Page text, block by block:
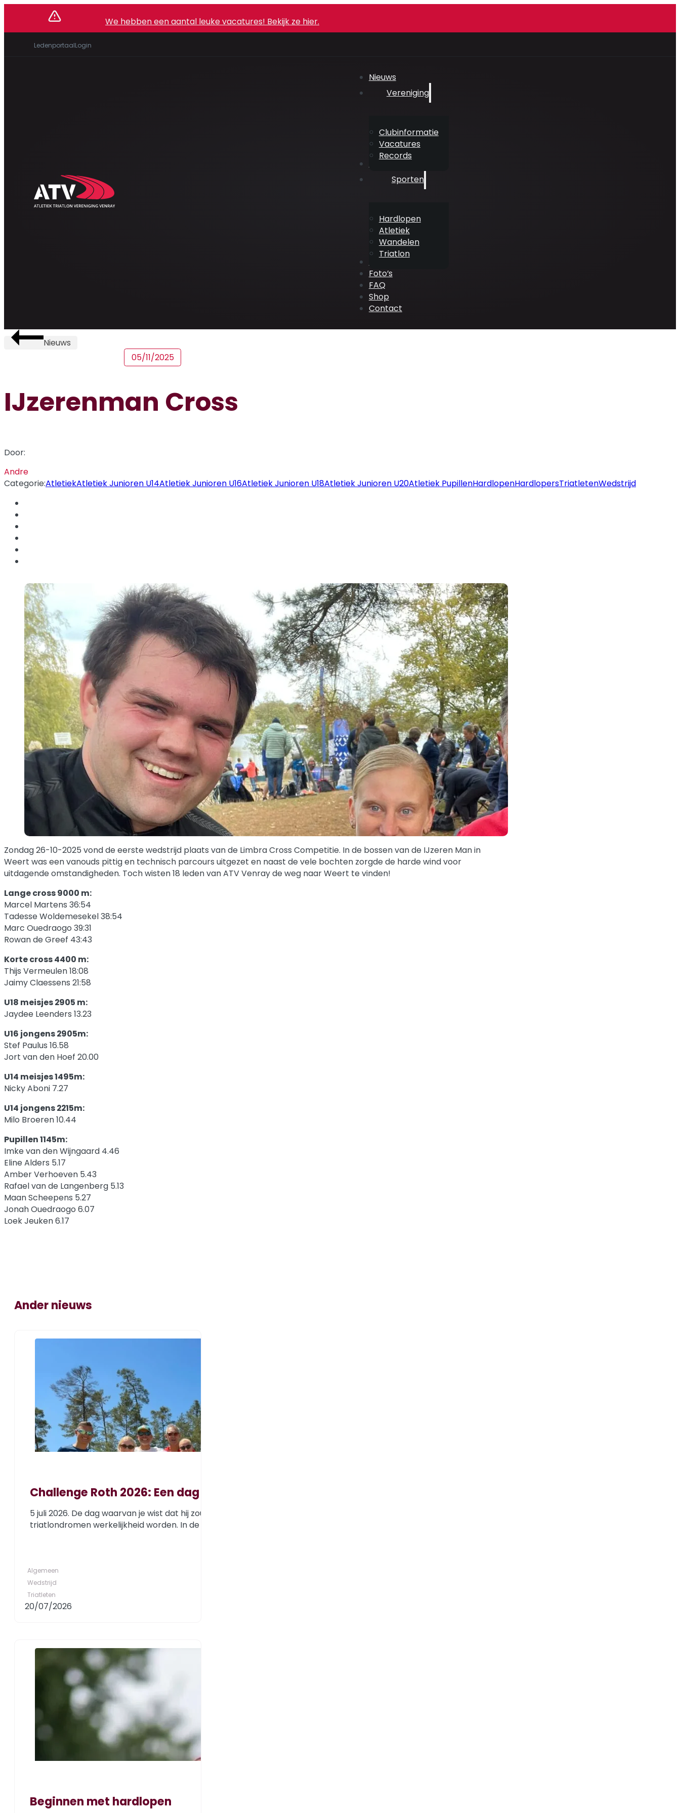
We hebben een aantal leuke vacatures! Bekijk ze hier.
LedenportaalLogin
Nieuws
Vereniging
Clubinformatie
Vacatures
Records
Sporten
Hardlopen
Atletiek
Wandelen
Triatlon
Foto’s
FAQ
Shop
Contact
Nieuws
05/11/2025
IJzerenman Cross
Door:
Andre
Categorie:AtletiekAtletiek Junioren U14Atletiek Junioren U16Atletiek Junioren U18Atletiek Junioren U20Atletiek PupillenHardlopenHardlopersTriatletenWedstrijd
Zondag 26-10-2025 vond de eerste wedstrijd plaats van de Limbra Cross Competitie. In de bossen van de IJzeren Man in
Weert was een vanouds pittig en technisch parcours uitgezet en naast de vele bochten zorgde de harde wind voor
uitdagende omstandigheden. Toch wisten 18 leden van ATV Venray de weg naar Weert te vinden!
Lange cross 9000 m:
Marcel Martens 36:54
Tadesse Woldemesekel 38:54
Marc Ouedraogo 39:31
Rowan de Greef 43:43
Korte cross 4400 m:
Thijs Vermeulen 18:08
Jaimy Claessens 21:58
U18 meisjes 2905 m:
Jaydee Leenders 13.23
U16 jongens 2905m:
Stef Paulus 16.58
Jort van den Hoef 20.00
U14 meisjes 1495m:
Nicky Aboni 7.27
U14 jongens 2215m:
Milo Broeren 10.44
Pupillen 1145m:
Imke van den Wijngaard 4.46
Eline Alders 5.17
Amber Verhoeven 5.43
Rafael van de Langenberg 5.13
Maan Scheepens 5.27
Jonah Ouedraogo 6.07
Loek Jeuken 6.17
Ander nieuws
Challenge Roth 2026: Een dag om nooit te vergeten
5 juli 2026. De dag waarvan je wist dat hij zou komen. Maanden van trainen, plannen, twijfelen en dromen kwamen samen op één locatie: het Duitse Roth, dé plek
triatlondromen werkelijkheid worden. In de dagen voorafgaand aan de wedstrijd...
Algemeen
Wedstrijd
Triatleten
20/07/2026
Beginnen met hardlopen